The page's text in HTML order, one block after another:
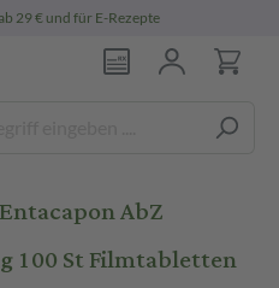
29 € und für E-Rezepte
AbZ
100 St Filmtabletten